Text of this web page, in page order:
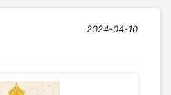
2024-04-10